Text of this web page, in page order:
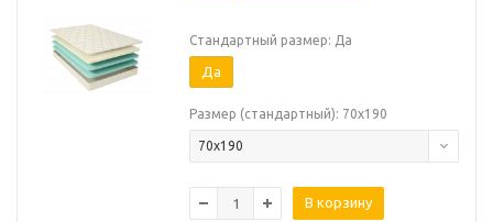
Стандартный размер: Да
Да
Размер (стандартный): 70х190
70х190
В корзину